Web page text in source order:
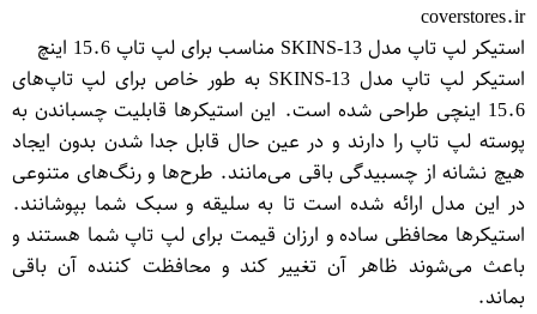
coverstores.ir
استیکر لپ تاپ مدل SKINS-13 مناسب برای لپ تاپ 15.6 اینچ
استیکر لپ تاپ مدل SKINS-13 به طور خاص برای لپ تاپ‌های
15.6 اینچی طراحی شده است. این استیکرها قابلیت چسباندن به
پوسته لپ تاپ را دارند و در عین حال قابل جدا شدن بدون ایجاد
هیچ نشانه از چسبیدگی باقی می‌مانند. طرح‌ها و رنگ‌های متنوعی
در این مدل ارائه شده است تا به سلیقه و سبک شما بپوشانند.
استیکرها محافظی ساده و ارزان قیمت برای لپ تاپ شما هستند و
باعث می‌شوند ظاهر آن تغییر کند و محافظت کننده آن باقی
بماند.